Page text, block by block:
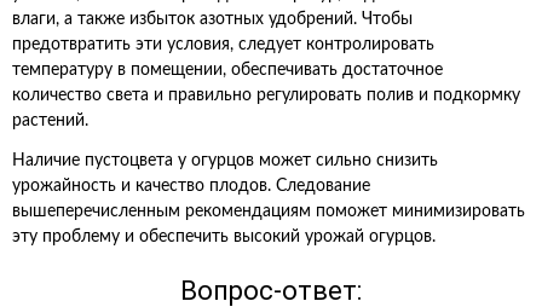
влаги, а также избыток азотных удобрений. Чтобы
предотвратить эти условия, следует контролировать
температуру в помещении, обеспечивать достаточное
количество света и правильно регулировать полив и подкормку
растений.
Наличие пустоцвета у огурцов может сильно снизить
урожайность и качество плодов. Следование
вышеперечисленным рекомендациям поможет минимизировать
эту проблему и обеспечить высокий урожай огурцов.
Вопрос-ответ: